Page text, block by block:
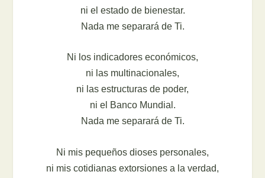
ni el estado de bienestar.
Nada me separará de Ti.
Ni los indicadores económicos,
ni las multinacionales,
ni las estructuras de poder,
ni el Banco Mundial.
Nada me separará de Ti.
Ni mis pequeños dioses personales,
ni mis cotidianas extorsiones a la verdad,